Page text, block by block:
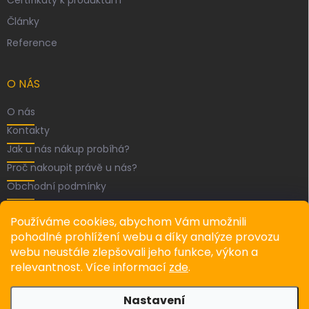
Používáme cookies, abychom Vám umožnili
pohodlné prohlížení webu a díky analýze provozu
webu neustále zlepšovali jeho funkce, výkon a
relevantnost. Více informací zde.
Nastavení
Články
Reference
O NÁS
O nás
Kontakty
Jak u nás nákup probíhá?
Proč nakoupit právě u nás?
Obchodní podmínky
FACEBOOK
Recenze